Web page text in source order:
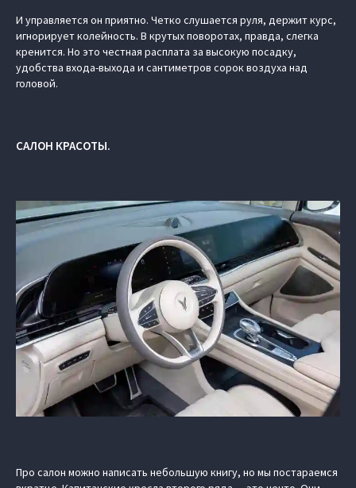
И управляется он приятно. Четко слушается руля, держит курс,
игнорирует колейность. В крутых поворотах, правда, слегка
кренится. Но это честная расплата за высокую посадку,
удобства входа-выхода и сантиметров сорок воздуха над
головой.
САЛОН КРАСОТЫ.
Про салон можно написать небольшую книгу, но мы постараемся